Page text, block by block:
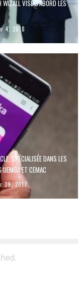
VISE D’ABORD LES
4, 2018
SPÉCIALISÉE DANS LES
ET CEMAC
29, 2017